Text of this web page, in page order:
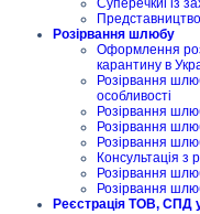
Суперечкиі із
Розірвання шлюбу
Оформлення
карантину в
Розірвання
особливості
Розірвання
Розірвання
Розірвання
Консультація з
Розірвання
Розірвання
Реєстрація ТОВ, СПД